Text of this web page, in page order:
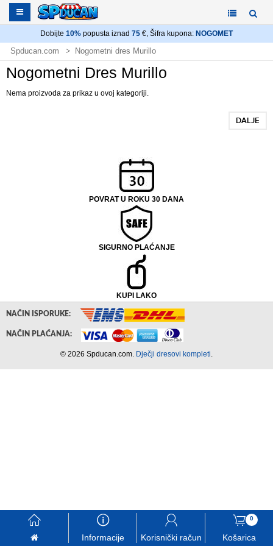
Dobijte 10% popusta iznad 75 €, Šifra kupona: NOGOMET
Spducan.com Nogometni dres Murillo
Nogometni Dres Murillo
Nema proizvoda za prikaz u ovoj kategoriji.
DALJE
POVRAT U ROKU 30 DANA
SIGURNO PLAĆANJE
KUPI LAKO
󰃱 󰈢
Informacije
󰃳
Korisnički račun
0
󰃦
Košarica
NAČIN ISPORUKE:
NAČIN PLAĆANJA:
© 2026 Spducan.com. Dječji dresovi kompleti.